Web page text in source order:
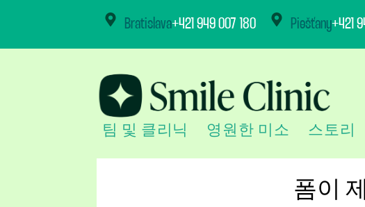
Bratislava+421 949 007 180 Piešťany+421
팀 및 클리닉 영원한 미소 스토리
폼이